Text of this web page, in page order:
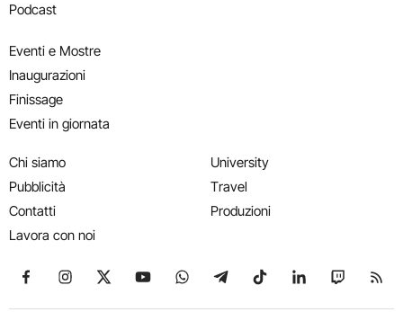
Podcast
Eventi e Mostre
Inaugurazioni
Finissage
Eventi in giornata
Chi siamo
Pubblicità
Contatti
Lavora con noi
University
Travel
Produzioni
Seguici su Facebook
Seguici su Instagram
Seguici su X
Seguici su YouTube
Seguici su WhatsApp
Seguici su Telegram
Seguici su TikTok
Seguici su
Seguici